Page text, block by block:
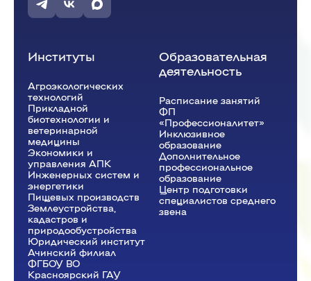
Институты
Агроэкологических
технологий
Прикладной
биотехнологии и
ветеринарной
медицины
Экономики и
управления АПК
Инженерных систем и
энергетики
Пищевых производств
Землеустройства,
кадастров и
природообустройства
Юридический институт
Ачинский филиал
ФГБОУ ВО
Красноярский ГАУ
Образовательная
деятельность
Расписание занятий
ФП
«Профессионалитет»
Инклюзивное
образование
Дополнительное
профессиональное
образование
Центр подготовки
специалистов среднего
звена